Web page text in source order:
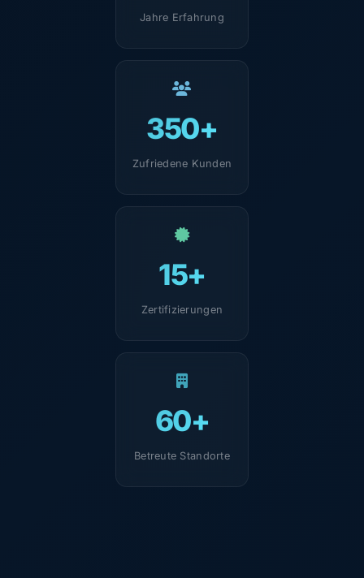
Jahre Erfahrung
350+
Zufriedene Kunden
15+
Zertifizierungen
60+
Betreute Standorte